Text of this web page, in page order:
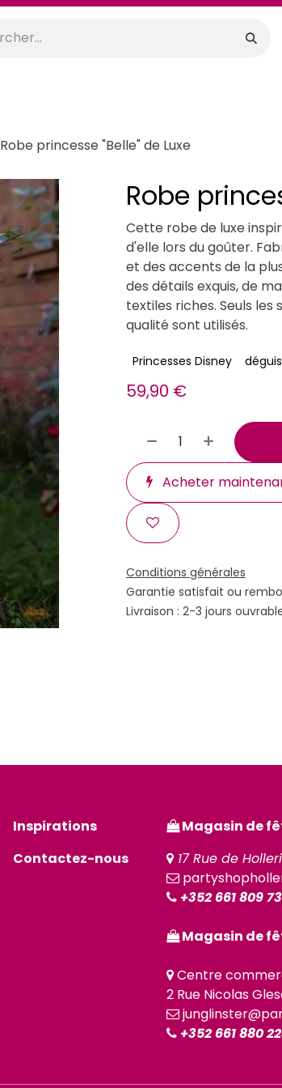
Robe princesse "Belle" de Luxe
Robe
Cette robe de luxe
d'elle lors du goûter.
et des accents de la
des détails exquis, de
textiles riches. Seuls
qualité sont utilisés.
Princesses Disney
59,90 €
Acheter
Conditions générales
Garantie satisfait ou
Livraison : 2-3 jours
Inspirations
Contactez-nous
Magasin de
17 Rue de
+352 661 809
Magasin de
Centre
2 Rue Nicolas
+352 661 880